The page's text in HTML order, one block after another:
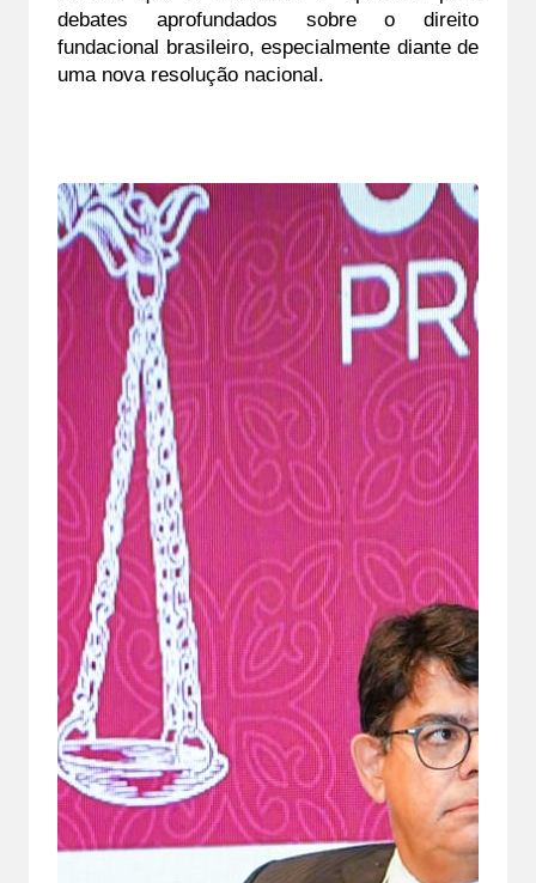
debates aprofundados sobre o direito
fundacional brasileiro, especialmente diante de
uma nova resolução nacional.